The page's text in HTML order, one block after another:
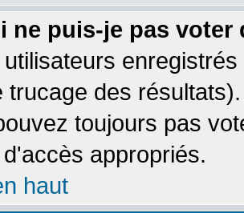
ne puis-je pas voter
trucage des
toujours pas
appropriés.
haut